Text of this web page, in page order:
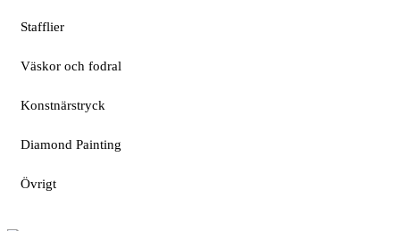
Stafflier
Väskor och fodral
Konstnärstryck
Diamond Painting
Övrigt